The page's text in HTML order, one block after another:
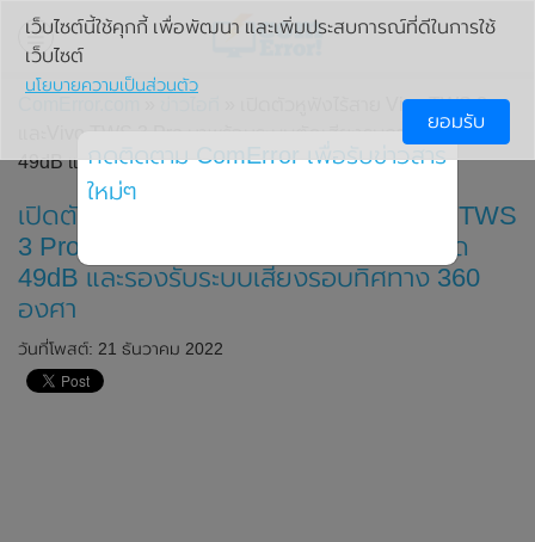
» เปิดตัวหูฟังไร้สาย Vivo TWS 3
และVivo TWS 3 Pro มาพร้อมระบบตัดเสียงรบกวนสูงสุด
49dB และรองรับระบบเสียงรอบทิศทาง 360 องศา
เปิดตัวหูฟังไร้สาย Vivo TWS 3 และVivo TWS
3 Pro มาพร้อมระบบตัดเสียงรบกวนสูงสุด
49dB และรองรับระบบเสียงรอบทิศทาง 360
องศา
วันที่โพสต์: 21 ธันวาคม 2022
เว็บไซต์นี้ใช้คุกกี้ เพื่อพัฒนา และเพิ่มประสบการณ์ที่ดีในการใช้
เว็บไซต์
นโยบายความเป็นส่วนตัว
ยอมรับ
กดติดตาม ComError เพื่อรับข่าวสาร
ใหม่ๆ